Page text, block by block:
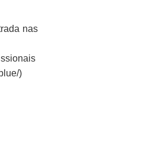
nas
)